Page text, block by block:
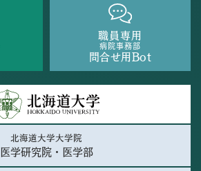
職員専用
病院事務部
問合せ用Bot
北海道大学大学院
医学研究院・医学部